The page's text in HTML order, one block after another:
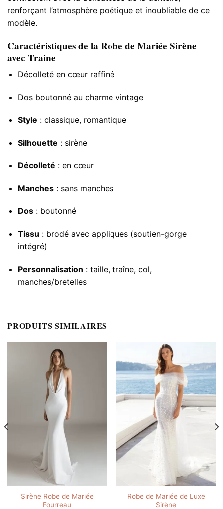
renforçant l’atmosphère poétique et inoubliable de ce
modèle.
Caractéristiques de la Robe de Mariée Sirène
avec Traine
Décolleté en cœur raffiné
Dos boutonné au charme vintage
Style : classique, romantique
Silhouette : sirène
Décolleté : en cœur
Manches: sans manches
Dos: boutonné
Tissu : brodé avec appliques (soutien-gorge
intégré)
Personnalisation : taille, traîne, col,
manches/bretelles
PRODUITS SIMILAIRES
Sirène Robe de Mariée
Fourreau
Robe de Mariée de Luxe
Sirène